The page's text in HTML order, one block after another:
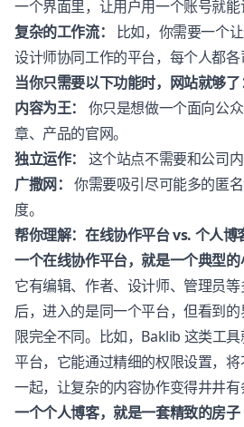
一个界面里，让用户用一个账号就能
复杂的工作流：
比如，你需要一个
设计师协同工作的平台，每个人都各
当你只需要以下功能时，网站就够了
内容为王：
你只是想做一个面向公
章、产品的官网。
独立运作：
这个站点不需要和公司
广撒网： 你需要吸引尽可能多的匿
度。
帮你理解：在线协作平台 vs. 个人博
一个在线协作平台，就是一个典型的
它有编辑、作者、设计师、管理员
后，进入的是同一个平台，但看到
限完全不同。比如，Baklib 这类工
平台，它能通过精细的权限设置，
一起，让复杂的内容协作变得井井有
一个个人博客，就是一套精致的房子